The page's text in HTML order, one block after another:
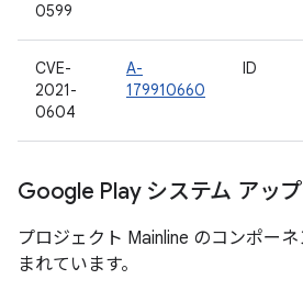
0599
CVE-
2021-
0604
A-
179910660
ID
Google Play システム アッ
プロジェクト Mainline のコンポー
まれています。